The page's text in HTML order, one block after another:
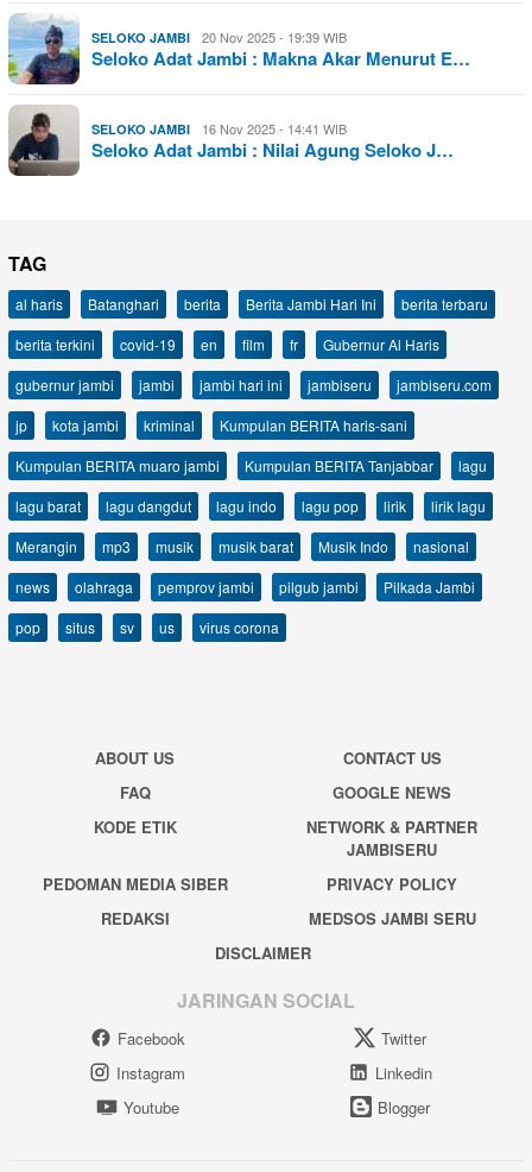
SELOKO JAMBI 20 Nov 2025 - 19:39 WIB
Seloko Adat Jambi : Makna Akar Menurut E…
SELOKO JAMBI 16 Nov 2025 - 14:41 WIB
Seloko Adat Jambi : Nilai Agung Seloko J…
TAG
al haris Batanghari berita Berita Jambi Hari Ini
berita terbaru
berita terkini
covid-19 en film fr
Gubernur Al Haris
gubernur jambi
jambi jambi hari ini jambiseru
jambiseru.com
jp
kota jambi kriminal
Kumpulan BERITA haris-sani
Kumpulan BERITA muaro jambi
Kumpulan BERITA Tanjabbar
lagu
lagu barat
lagu dangdut lagu indo lagu pop lirik
lirik lagu
Merangin
mp3 musik musik barat Musik Indo
nasional
news
olahraga pemprov jambi pilgub jambi
Pilkada Jambi
pop
situs sv us virus corona
ABOUT US
CONTACT US
FAQ
GOOGLE NEWS
KODE ETIK
NETWORK & PARTNER
JAMBISERU
PEDOMAN MEDIA SIBER
PRIVACY POLICY
REDAKSI
MEDSOS JAMBI SERU
DISCLAIMER
JARINGAN SOCIAL
Facebook
Twitter
Instagram
Linkedin
Youtube
Blogger